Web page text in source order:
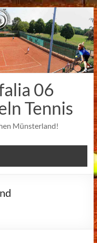
06
Tennis
Münsterland!